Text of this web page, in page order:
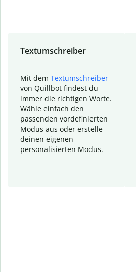
Textumschreiber
Mit dem Textumschreiber
von Quillbot findest du
immer die richtigen Worte.
Wähle einfach den
passenden vordefinierten
Modus aus oder erstelle
deinen eigenen
personalisierten Modus.